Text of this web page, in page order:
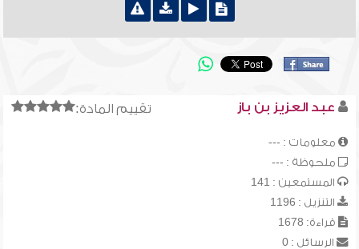
تقييم المادة: عبد العزيز بن باز
معلومات : ---
ملحوظة : ---
المستمعين : 141
التنزيل : 1196
قراءة: 1678
الرسائل : 0